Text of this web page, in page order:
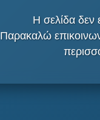
Η σελίδα δεν
Παρακαλώ